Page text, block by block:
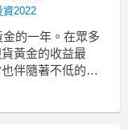
資2022
的一年。在眾多
黃金的收益最
伴隨著不低的風
貨，因為杠杆的